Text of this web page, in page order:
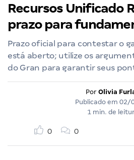
Recursos Unificado
prazo para
Prazo oficial para contestar o
está aberto; utilize os
do Gran para garantir seus
Por Olivia
Publicado em 02/
1 min. de
0 0